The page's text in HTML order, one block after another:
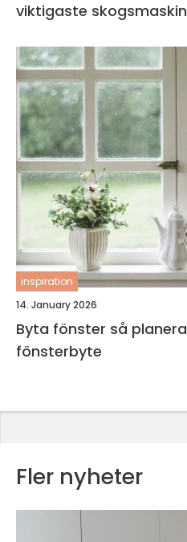
viktigaste skogsmaskin
inspiration
14. January 2026
Byta fönster så planerar du ett smart
fönsterbyte
Fler nyheter